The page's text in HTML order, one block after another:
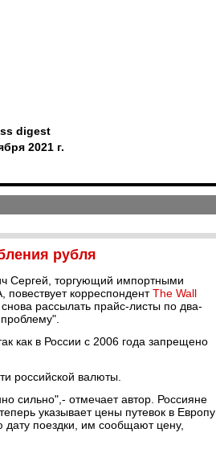
digest
2021 г.
рубля
Сергей, торгующий импортными
корреспондентThe Wall
рассылать прайс-листы по два-
как в России с 2006 года запрещено
российской валюты.
сильно",- отмечает автор. Россияне
указывает цены путевок в Европу
дату поездки, им сообщают цену,